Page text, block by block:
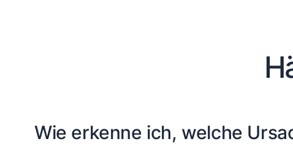
Wie erkenne ich, welche